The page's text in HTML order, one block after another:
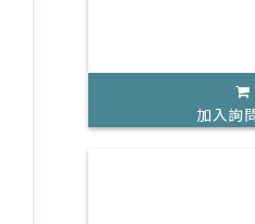
加入詢